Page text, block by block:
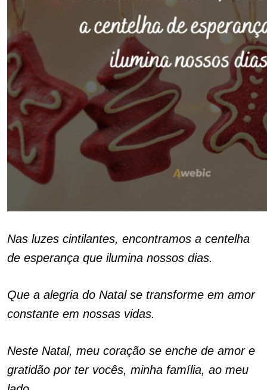
Nas luzes cintilantes, encontramos a centelha
de esperança que ilumina nossos dias.
Que a alegria do Natal se transforme em amor
constante em nossas vidas.
Neste Natal, meu coração se enche de amor e
gratidão por ter vocês, minha família, ao meu